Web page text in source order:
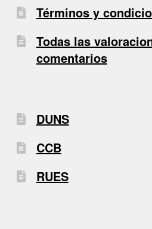
Términos y
Todas las
comentarios
DUNS
CCB
RUES